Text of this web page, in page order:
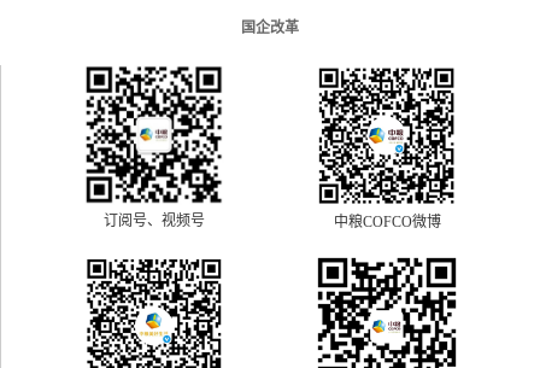
国企改革
订阅号、视频号 中粮COFCO微博